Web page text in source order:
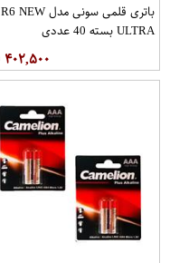
باتری قلمی سونی مدل R6 NEW
ULTRA بسته 40 عددی
۴۰۲,۵۰۰